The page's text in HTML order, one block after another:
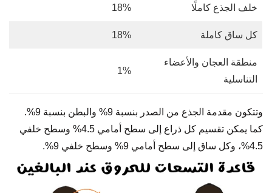
خلف الجذع كاملًا 18%
كل ساق كاملة 18%
منطقة العجان والأعضاء
التناسلية
1%
وتتكون مقدمة الجذع من الصدر بنسبة 9% والبطن بنسبة 9%.
كما يمكن تقسيم كل ذراع إلى سطح أمامي 4.5% وسطح خلفي
4.5%، وكل ساق إلى سطح أمامي 9% وسطح خلفي 9%.